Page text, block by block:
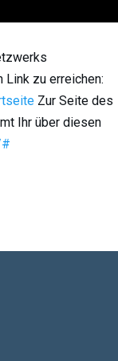
zu erreichen:
Zur Seite des
Ihr über diesen